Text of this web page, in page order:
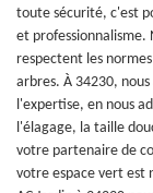
toute sécurité, c'est
et professionnalisme.
respectent les
arbres. À 34230,
l'expertise, en nous
l'élagage, la taille
votre partenaire de
votre espace vert est